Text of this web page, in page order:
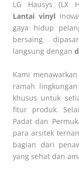
LG Hausys (LX
Lantai vinyl
gaya hidup
bersaing
langsung dengan
Kami
ramah
khusus untuk
fitur produk.
Padat dan
para arsitek
bagian dari
yang sehat dan